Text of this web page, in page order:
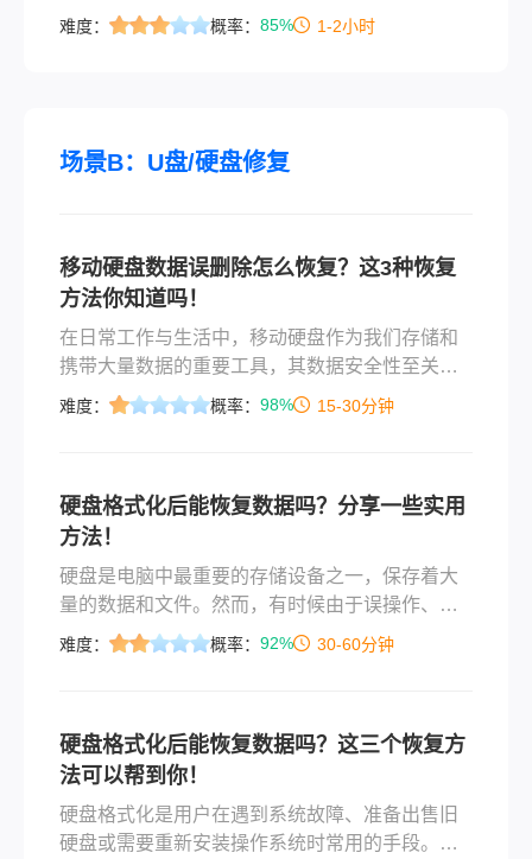
如误删除、格式化、病毒攻击等，硬盘数据可能
难度： 概率： 85% 1-2小时
场景B：U盘/硬盘修复
移动硬盘数据误删除怎么恢复？这3种恢复
方法你知道吗！
在日常工作与生活中，移动硬盘作为我们存储和
携带大量数据的重要工具，其数据安全性至关重
要。然而，由于各种原因，如误操作、软件故障
那么移动硬盘数据误删除怎么恢复呢？本文将为
您提供一份详尽的移动硬盘数据误删除恢复指
南，帮助您尽可能挽回宝贵的资料。
难度： 概率： 98% 15-30分钟
硬盘格式化后能恢复数据吗？分享一些实用
方法！
​硬盘是电脑中最重要的存储设备之一，保存着大
量的数据和文件。然而，有时候由于误操作、病
毒攻击或硬盘故障等原因，我们可能需要格式化
法。
难度： 概率： 92% 30-60分钟
硬盘格式化后能恢复数据吗？这三个恢复方
法可以帮到你！
硬盘格式化是用户在遇到系统故障、准备出售旧
硬盘或需要重新安装操作系统时常用的手段。然